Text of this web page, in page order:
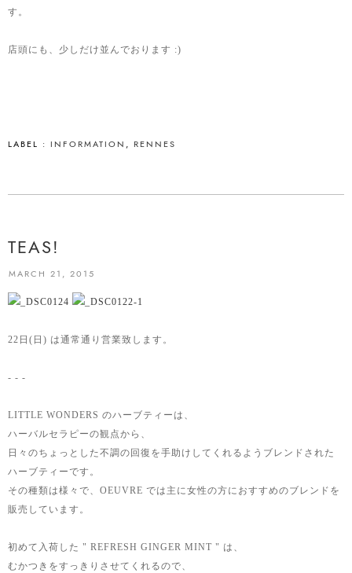
す。
店頭にも、少しだけ並んでおります :)
LABEL : INFORMATION , RENNES
TEAS!
MARCH 21, 2015
22日(日) は通常通り営業致します。
- - -
LITTLE WONDERS のハーブティーは、
ハーバルセラピーの観点から、
日々のちょっとした不調の回復を手助けしてくれるようブレンドされた
ハーブティーです。
その種類は様々で、OEUVRE では主に女性の方におすすめのブレンドを
販売しています。
初めて入荷した " REFRESH GINGER MINT " は、
むかつきをすっきりさせてくれるので、